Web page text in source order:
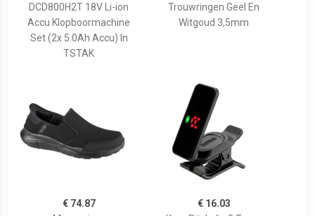
DCD800H2T 18V Li-ion
Accu Klopboormachine
Set (2x 5.0Ah Accu) In
TSTAK
Trouwringen Geel En
Witgoud 3,5mm
€ 74.87
€ 16.03